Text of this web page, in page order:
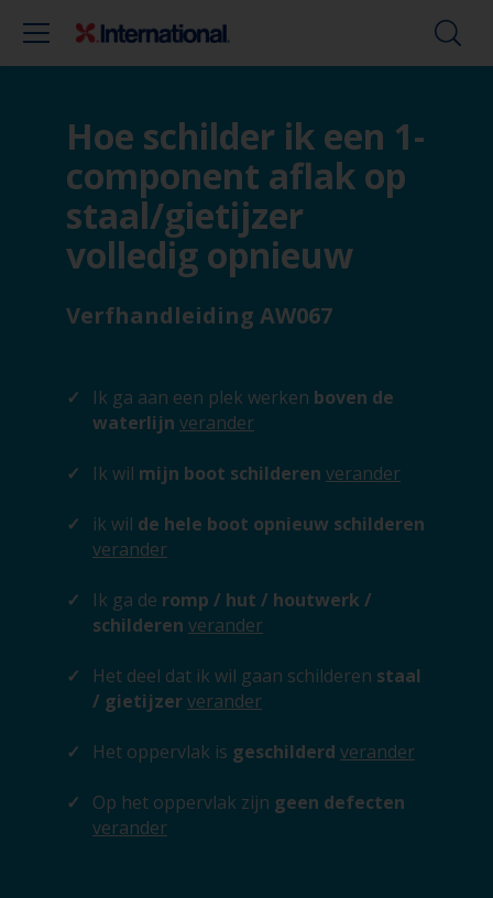
Hoe schilder ik een 1-
component aflak op
staal/gietijzer
volledig opnieuw
Verfhandleiding AW067
Ik ga aan een plek werken boven de
waterlijn verander
Ik wil mijn boot schilderen verander
ik wil de hele boot opnieuw schilderen
verander
Ik ga de romp / hut / houtwerk /
schilderen verander
Het deel dat ik wil gaan schilderen staal
/ gietijzerverander
Het oppervlak is geschilderd verander
Op het oppervlak zijn geen defecten
verander